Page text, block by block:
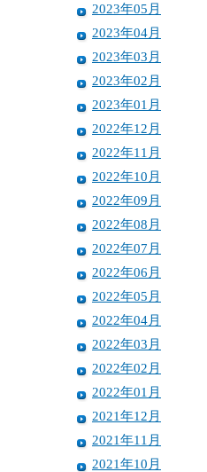
2023年05月
2023年04月
2023年03月
2023年02月
2023年01月
2022年12月
2022年11月
2022年10月
2022年09月
2022年08月
2022年07月
2022年06月
2022年05月
2022年04月
2022年03月
2022年02月
2022年01月
2021年12月
2021年11月
2021年10月